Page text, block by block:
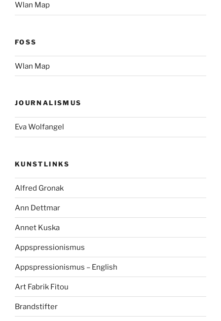
Wlan Map
FOSS
Wlan Map
JOURNALISMUS
Eva Wolfangel
KUNSTLINKS
Alfred Gronak
Ann Dettmar
Annet Kuska
Appspressionismus
Appspressionismus – English
Art Fabrik Fitou
Brandstifter